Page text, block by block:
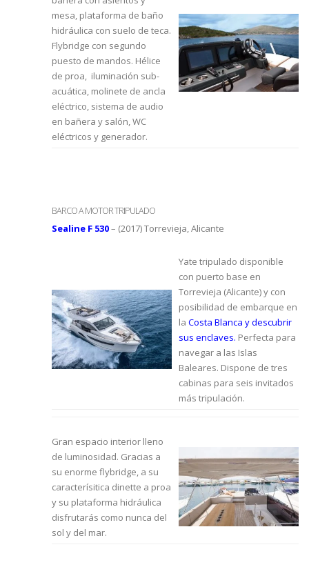
mesa, plataforma de baño
hidráulica con suelo de teca.
Flybridge con segundo
puesto de mandos. Hélice
de proa, iluminación sub-
acuática, molinete de ancla
eléctrico, sistema de audio
en bañera y salón, WC
eléctricos y generador.
BARCO A MOTOR TRIPULADO
Sealine F 530– (2017) Torrevieja, Alicante
Yate tripulado disponible
con puerto base en
Torrevieja (Alicante) y con
posibilidad de embarque en
laCosta Blanca y descubrir
sus enclaves. Perfecta para
navegar a las Islas
Baleares. Dispone de tres
cabinas para seis invitados
más tripulación.
Gran espacio interior lleno
de luminosidad. Gracias a
su enorme flybridge, a su
caracterísitica dinette a proa
y su plataforma hidráulica
disfrutarás como nunca del
sol y del mar.